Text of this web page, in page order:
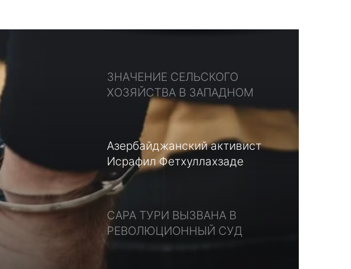
ЗНАЧЕНИЕ СЕЛЬСКОГО
ХОЗЯЙСТВА В ЗАПАДНОМ
АЗЕРБАЙДЖАНЕ
Азербайджанский активист
Исрафил Фетхуллахзаде
арестован
САРА ТУРИ ВЫЗВАНА В
РЕВОЛЮЦИОННЫЙ СУД